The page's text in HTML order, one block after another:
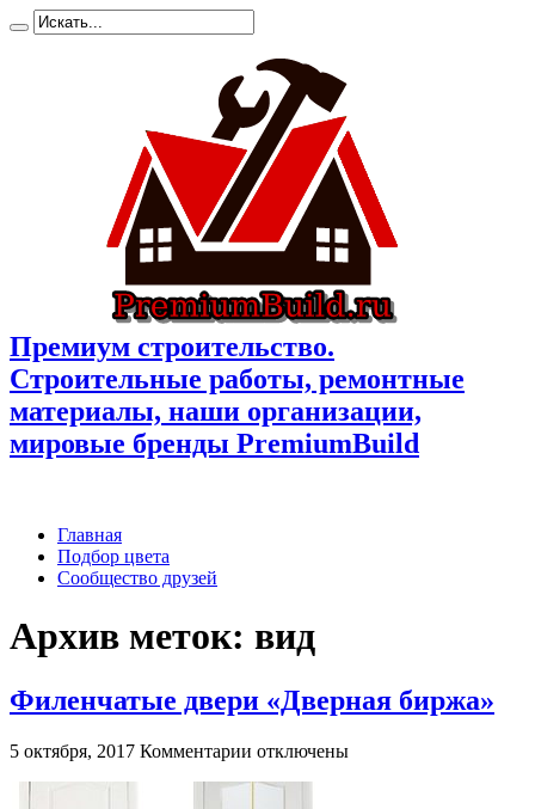
Премиум cтроительство.
Cтроительные работы, ремонтные
материалы, наши организации,
мировые бренды PremiumBuild
Главная
Подбор цвета
Сообщество друзей
Архив меток: вид
Филенчатые двери «Дверная биржа»
5 октября, 2017 Комментарии к
Филенчатые
отключены